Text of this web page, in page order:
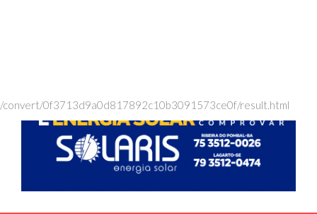
/convert/0f3713d9a0d817892c10b3091573ce0f/result.html